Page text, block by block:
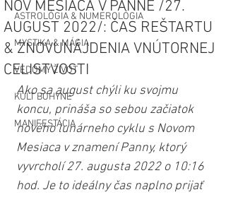
ASTROLÓGIA & NUMEROLÓGIA
MYSTIKA & MÁGIA
VEDOMÝ ŽIVOT
KULT BOHYNE
MANIFESTÁCIA
NOV MESIACA V PANNE /27.
AUGUST 2022/: ČAS REŠTARTU
& ZNOVUNÁJDENIA VNÚTORNEJ
CELISTVOSTI
Ako sa august chýli ku svojmu
koncu, prináša so sebou začiatok
nového lunárneho cyklu s Novom
Mesiaca v znamení Panny, ktorý
vyvrcholí 27. augusta 2022 o 10:16
hod. Je to ideálny čas naplno prijať